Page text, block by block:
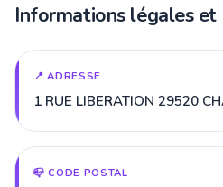
Informations légales et
📍 ADRESSE
1 RUE LIBERATION 29520
📪 CODE POSTAL